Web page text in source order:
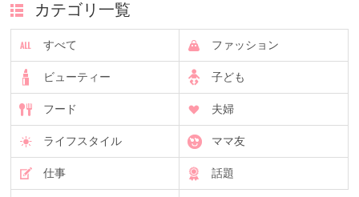
カテゴリ一覧
すべて ファッション
ビューティー 子ども
フード 夫婦
ライフスタイル ママ友
仕事 話題